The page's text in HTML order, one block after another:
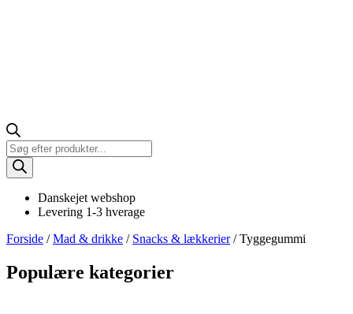
Products
search
Danskejet webshop
Levering 1-3 hverage
Forside /Mad & drikke / Snacks & lækkerier/ Tyggegummi
Populære kategorier